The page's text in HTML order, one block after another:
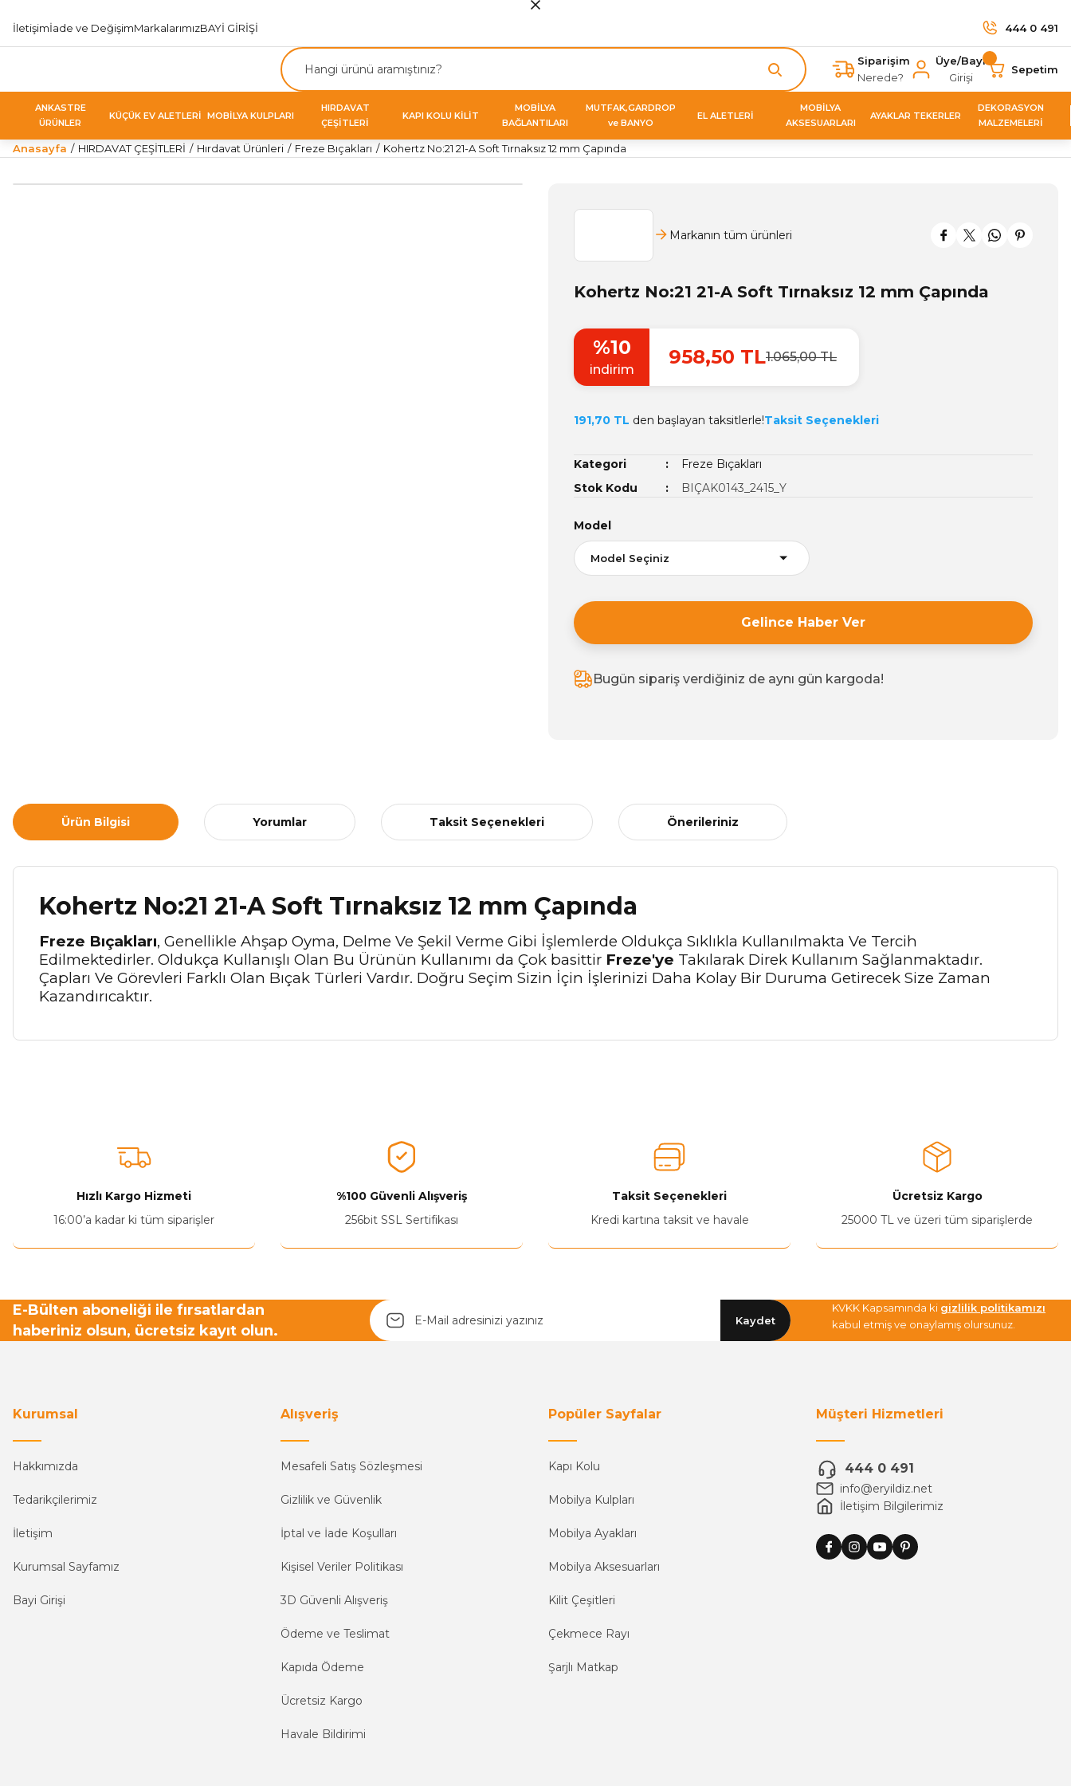
İletişimİade ve DeğişimMarkalarımızBAYİ GİRİŞİ 444 0 491
Siparişim
Nerede?
Üye/Bayi
Girişi
Sepetim
ANKASTRE
ÜRÜNLER
KÜÇÜK EV ALETLERİ MOBİLYA KULPLARI
HIRDAVAT
ÇEŞİTLERİ
KAPI KOLU KİLİT
MOBİLYA
BAĞLANTILARI
MUTFAK,GARDROP
ve BANYO
EL ALETLERİ
MOBİLYA
AKSESUARLARI
AYAKLAR TEKERLER
DEKORASYON
MALZEMELERİ
Anasayfa HIRDAVAT ÇEŞİTLERİ Hırdavat Ürünleri Freze Bıçakları Kohertz No:21 21-A Soft Tırnaksız 12 mm Çapında
Markanın tüm ürünleri
Kohertz No:21 21-A Soft Tırnaksız 12 mm Çapında
%10
indirim
958,50 TL1.065,00 TL
191,70 TL den başlayan taksitlerle!Taksit Seçenekleri
Kategori
Freze Bıçakları
Stok Kodu
BIÇAK0143_2415_Y
Model
Gelince Haber Ver
Bugün sipariş verdiğiniz de aynı gün kargoda!
Ürün Bilgisi Yorumlar Taksit Seçenekleri Önerileriniz
Kohertz No:21 21-A Soft Tırnaksız 12 mm Çapında
Freze Bıçakları, Genellikle Ahşap Oyma, Delme Ve Şekil Verme Gibi İşlemlerde Oldukça Sıklıkla Kullanılmakta Ve Tercih
Edilmektedirler. Oldukça Kullanışlı Olan Bu Ürünün Kullanımı da Çok basittir Freze'ye Takılarak Direk Kullanım Sağlanmaktadır.
Çapları Ve Görevleri Farklı Olan Bıçak Türleri Vardır. Doğru Seçim Sizin İçin İşlerinizi Daha Kolay Bir Duruma Getirecek Size Zaman
Kazandırıcaktır.
Ürün açıklamasında eksik bilgiler bulunuyor.
Hızlı Kargo Hizmeti
16:00’a kadar ki tüm siparişler
%100 Güvenli Alışveriş
256bit SSL Sertifikası
Taksit Seçenekleri
Kredi kartına taksit ve havale
Ücretsiz Kargo
25000 TL ve üzeri tüm siparişlerde
E-Bülten aboneliği ile fırsatlardan
haberiniz olsun, ücretsiz kayıt olun.
Kaydet
KVKK Kapsamında ki gizlilik politikamızı
kabul etmiş ve onaylamış olursunuz.
Kurumsal
Hakkımızda
Tedarikçilerimiz
İletişim
Kurumsal Sayfamız
Bayi Girişi
Alışveriş
Mesafeli Satış Sözleşmesi
Gizlilik ve Güvenlik
İptal ve İade Koşulları
Kişisel Veriler Politikası
3D Güvenli Alışveriş
Ödeme ve Teslimat
Kapıda Ödeme
Ücretsiz Kargo
Havale Bildirimi
Popüler Sayfalar
Kapı Kolu
Mobilya Kulpları
Mobilya Ayakları
Mobilya Aksesuarları
Kilit Çeşitleri
Çekmece Rayı
Şarjlı Matkap
Müşteri Hizmetleri
444 0 491
info@eryildiz.net
İletişim Bilgilerimiz